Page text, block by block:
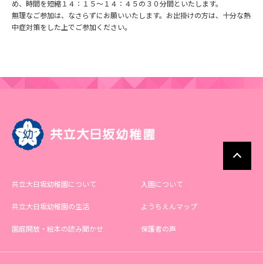
め、時間を短縮１４：１５～１４：４５の３０分間といたします。
無理なご参加は、なさらずにお願いいたします。お出掛けの方は、十分な熱
中症対策をした上でご参加ください。
共立大日坂幼稚園について
共立大日坂幼稚園の生活
園庭開放・絵本の読み聞かせ
入園について
ようちえんマップ
保護者の声